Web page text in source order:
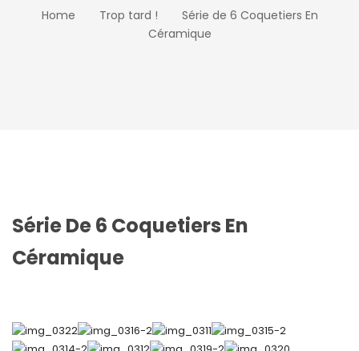
Home Trop tard !
Série de 6 Coquetiers En
Céramique
Série De 6 Coquetiers En
Céramique